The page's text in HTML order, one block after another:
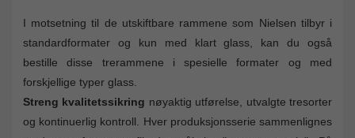
I motsetning til de utskiftbare rammene som Nielsen tilbyr i
standardformater og kun med klart glass, kan du også
bestille disse trerammene i spesielle formater og med
forskjellige typer glass.
Streng kvalitetssikring nøyaktig utførelse, utvalgte tresorter
og kontinuerlig kontroll. Hver produksjonsserie sammenlignes